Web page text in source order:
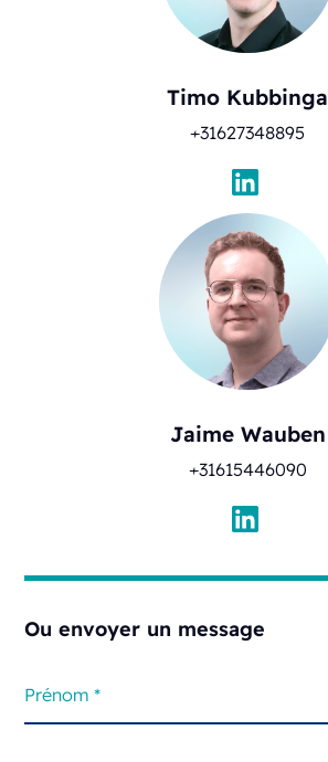
Timo Kubbinga
+31627348895
Jaime Wauben
+31615446090
Ou envoyer un message